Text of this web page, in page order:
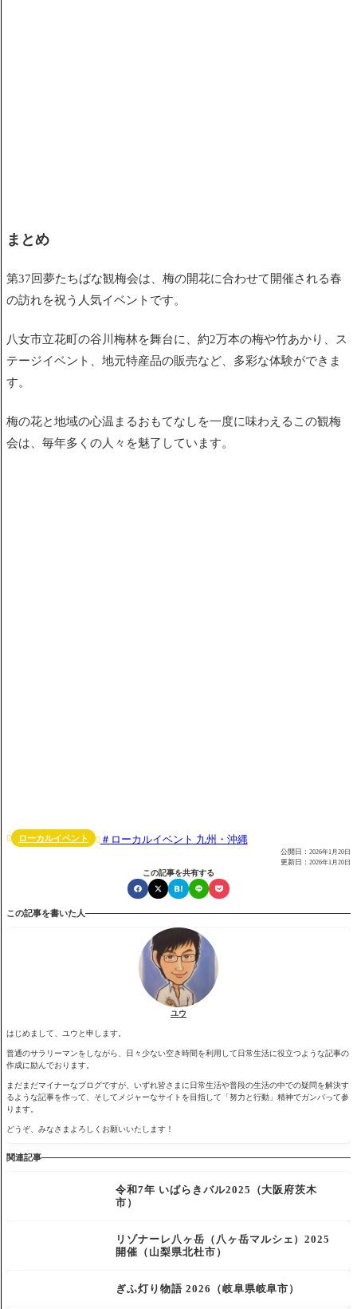
まとめ
第37回夢たちばな観梅会は、梅の開花に合わせて開催される春
の訪れを祝う人気イベントです。
八女市立花町の谷川梅林を舞台に、約2万本の梅や竹あかり、ス
テージイベント、地元特産品の販売など、多彩な体験ができま
す。
梅の花と地域の心温まるおもてなしを一度に味わえるこの観梅
会は、毎年多くの人々を魅了しています。
 ローカルイベント  ローカルイベント 九州・沖縄
公開日： 2026年1月20日
更新日： 2026年1月20日
この記事を共有する
この記事を書いた人
ユウ
はじめまして、ユウと申します。
普通のサラリーマンをしながら、日々少ない空き時間を利用して日常生活に役立つような記事の
作成に励んでおります。
まだまだマイナーなブログですが、いずれ皆さまに日常生活や普段の生活の中での疑問を解決す
るような記事を作って、そしてメジャーなサイトを目指して「努力と行動」精神でガンバって参
ります。
どうぞ、みなさまよろしくお願いいたします！
関連記事
令和7年 いばらきバル2025（大阪府茨木
市）
リゾナーレ八ヶ岳（八ヶ岳マルシェ）2025
開催（山梨県北杜市）
ぎふ灯り物語 2026（岐阜県岐阜市）